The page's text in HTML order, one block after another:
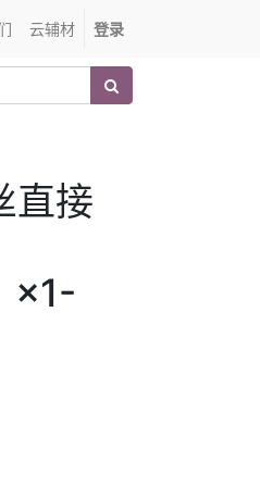
云辅材 登录
直接
×1-